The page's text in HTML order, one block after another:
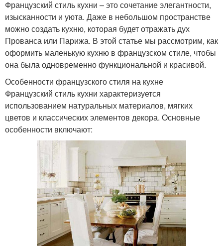
Французский стиль кухни – это сочетание элегантности,
изысканности и уюта. Даже в небольшом пространстве
можно создать кухню, которая будет отражать дух
Прованса или Парижа. В этой статье мы рассмотрим, как
оформить маленькую кухню в французском стиле, чтобы
она была одновременно функциональной и красивой.
Особенности французского стиля на кухне
Французский стиль кухни характеризуется
использованием натуральных материалов, мягких
цветов и классических элементов декора. Основные
особенности включают: